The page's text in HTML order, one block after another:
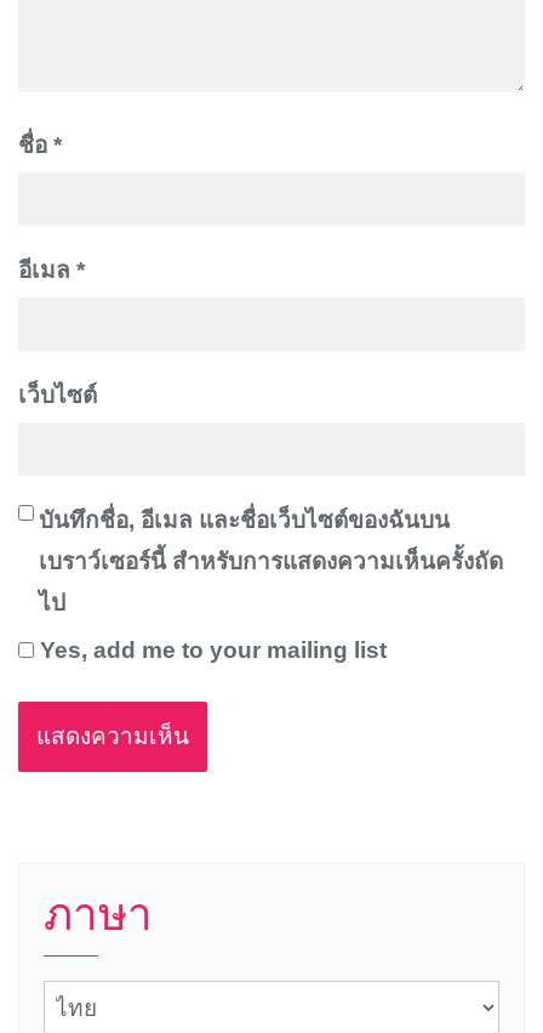
ชื่อ *
อีเมล *
เว็บไซต์
บันทึกชื่อ, อีเมล และชื่อเว็บไซต์ของฉันบน
เบราว์เซอร์นี้ สำหรับการแสดงความเห็นครั้งถัด
ไป
Yes, add me to your mailing list
ภาษา
ภาษา